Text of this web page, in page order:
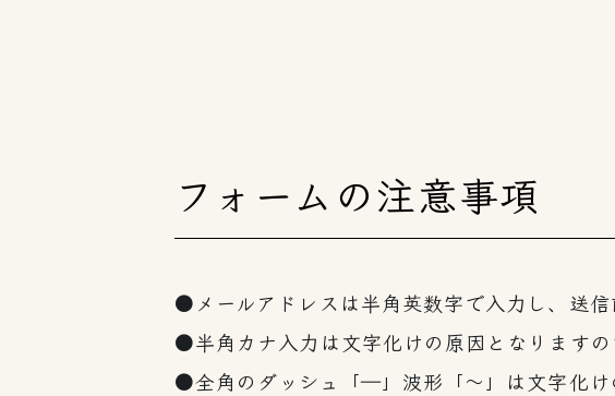
フォームの注意事項
メールアドレスは半角英数字で入力し、送
半角カナ入力は文字化けの原因となりますの
全角のダッシュ「―」波形「～」は文字化け